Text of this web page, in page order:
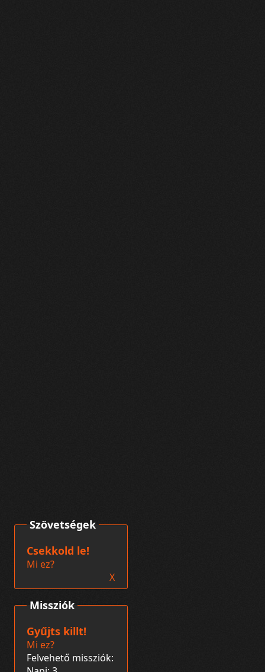
Missziók
Gyűjts killt!
Mi ez?
Felvehető missziók:
Szövetségek
Csekkold le!
Mi ez?
X